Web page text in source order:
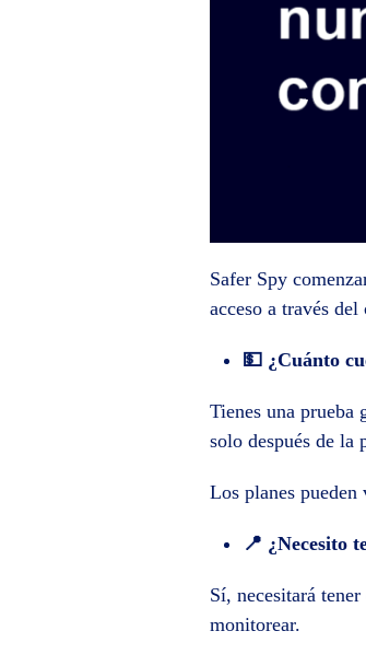
Safer Spy
acceso a través
💵 ¿Cuánto
Tienes una prueba
solo después de la
Los planes
📍 ¿Necesito
Sí, necesitará
monitorear.